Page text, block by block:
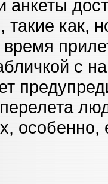
анкеты
такие как,
с
особенно,